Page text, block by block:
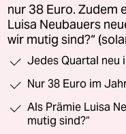
nur 38 Euro. Zudem
Luisa Neubauers
wir mutig sind?“
Jedes Quartal neu
Nur 38 Euro im
Als Prämie Luisa
mutig sind?“